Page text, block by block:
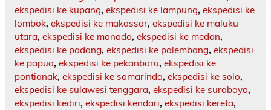
ekspedisi ke kupang, ekspedisi ke lampung, ekspedisi ke
lombok, ekspedisi ke makassar, ekspedisi ke maluku
utara, ekspedisi ke manado, ekspedisi ke medan,
ekspedisi ke padang, ekspedisi ke palembang, ekspedisi
ke papua, ekspedisi ke pekanbaru, ekspedisi ke
pontianak, ekspedisi ke samarinda, ekspedisi ke solo,
ekspedisi ke sulawesi tenggara, ekspedisi ke surabaya,
ekspedisi kediri, ekspedisi kendari, ekspedisi kereta,